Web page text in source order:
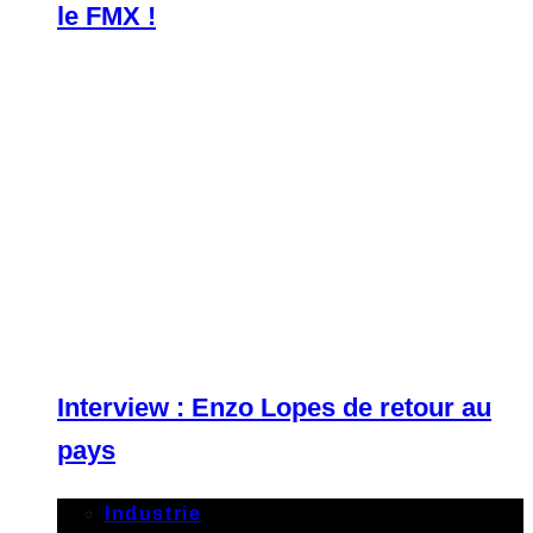
le FMX !
Interview : Enzo Lopes de retour au
pays
Industrie